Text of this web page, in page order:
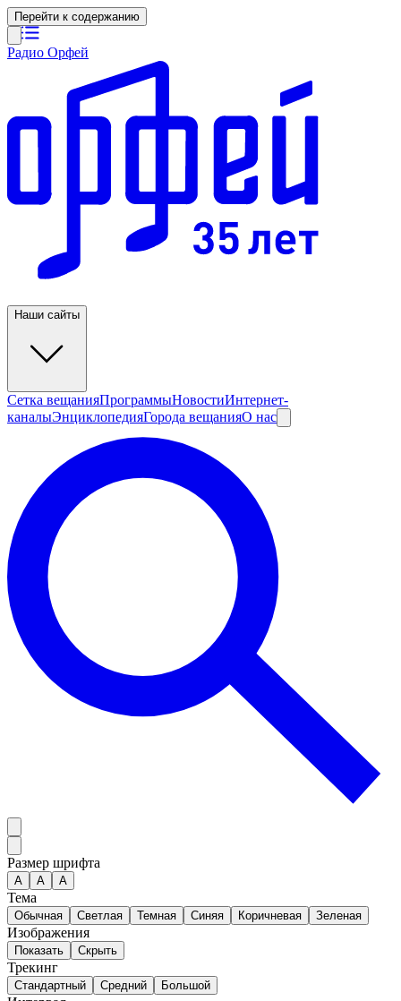
Перейти к содержанию
Радио Орфей
Наши сайты
Сетка вещанияПрограммыНовостиИнтернет-
каналыЭнциклопедияГорода вещанияО нас
Размер шрифта
А A A
Тема
Обычная Светлая Темная Синяя Коричневая Зеленая
Изображения
Показать Скрыть
Трекинг
Стандартный Средний Большой